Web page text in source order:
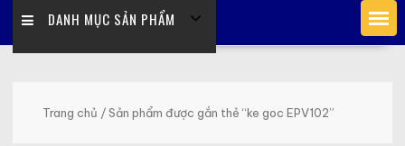
DANH MỤC SẢN PHẨM
Trang chủ / Sản phẩm được gắn thẻ “ke goc EPV102”